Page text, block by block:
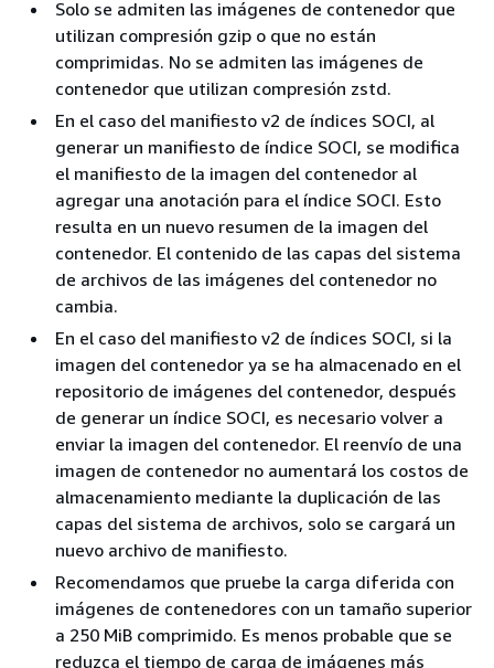
Solo se admiten las imágenes de contenedor que
utilizan compresión gzip o que no están
comprimidas. No se admiten las imágenes de
contenedor que utilizan compresión zstd.
En el caso del manifiesto v2 de índices SOCI, al
generar un manifiesto de índice SOCI, se modifica
el manifiesto de la imagen del contenedor al
agregar una anotación para el índice SOCI. Esto
resulta en un nuevo resumen de la imagen del
contenedor. El contenido de las capas del sistema
de archivos de las imágenes del contenedor no
cambia.
En el caso del manifiesto v2 de índices SOCI, si la
imagen del contenedor ya se ha almacenado en el
repositorio de imágenes del contenedor, después
de generar un índice SOCI, es necesario volver a
enviar la imagen del contenedor. El reenvío de una
imagen de contenedor no aumentará los costos de
almacenamiento mediante la duplicación de las
capas del sistema de archivos, solo se cargará un
nuevo archivo de manifiesto.
Recomendamos que pruebe la carga diferida con
imágenes de contenedores con un tamaño superior
a 250 MiB comprimido. Es menos probable que se
reduzca el tiempo de carga de imágenes más